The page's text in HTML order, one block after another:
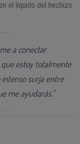
el líquido del hechizo
a conectar
estoy totalmente
surja entre
me ayudarás.”